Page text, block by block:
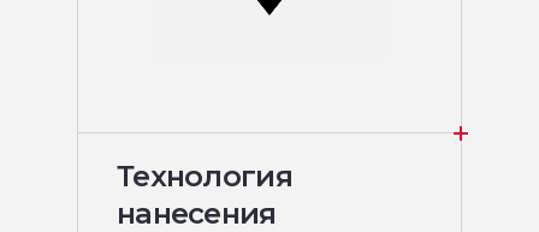
Технология
нанесения